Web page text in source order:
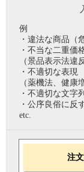
例
・違法な商品（
・不当な二重価
（景品表示法違
・不適切な表現
（薬機法、健康
・不適切な文字
・公序良俗に反
etc.
注